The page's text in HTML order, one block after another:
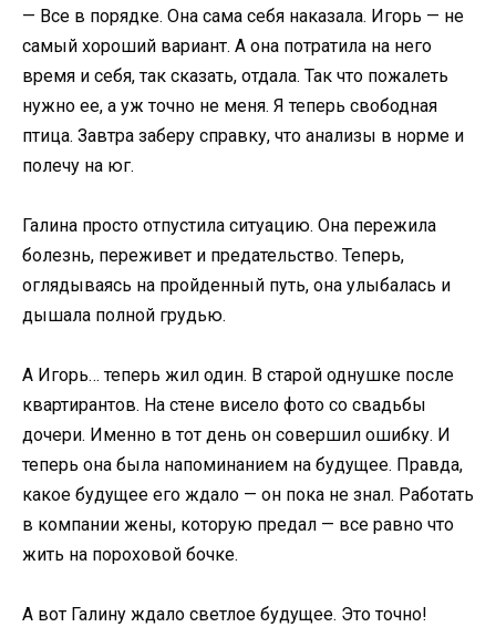
— Все в порядке. Она сама себя наказала. Игорь — не
самый хороший вариант. А она потратила на него
время и себя, так сказать, отдала. Так что пожалеть
нужно ее, а уж точно не меня. Я теперь свободная
птица. Завтра заберу справку, что анализы в норме и
полечу на юг.
Галина просто отпустила ситуацию. Она пережила
болезнь, переживет и предательство. Теперь,
оглядываясь на пройденный путь, она улыбалась и
дышала полной грудью.
А Игорь… теперь жил один. В старой однушке после
квартирантов. На стене висело фото со свадьбы
дочери. Именно в тот день он совершил ошибку. И
теперь она была напоминанием на будущее. Правда,
какое будущее его ждало — он пока не знал. Работать
в компании жены, которую предал — все равно что
жить на пороховой бочке.
А вот Галину ждало светлое будущее. Это точно!